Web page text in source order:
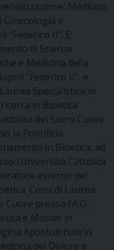
Medicina
e
II”. E’
di Scienze
e Medicina della
“Federico II”, e
Specialistica in
in Bioetica
del Sacro Cuore
la Pontificia
in Bioetica, ad
l’Università Cattolica
esterno del
Corsi di Laurea
presso l’A.O.
e Master in
Apostolorum in
del Dolore e